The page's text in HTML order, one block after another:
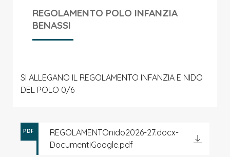
REGOLAMENTO POLO INFANZIA
BENASSI
SI ALLEGANO IL REGOLAMENTO INFANZIA E NIDO
DEL POLO 0/6
PDF
REGOLAMENTOnido2026-27.docx-
DocumentiGoogle.pdf